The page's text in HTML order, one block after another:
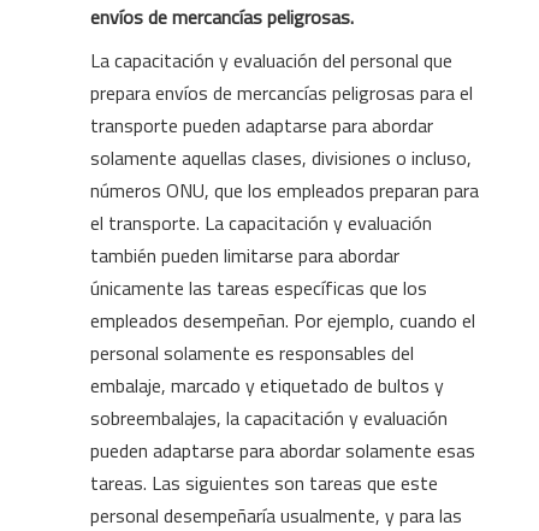
envíos de mercancías peligrosas.
La capacitación y evaluación del personal que
prepara envíos de mercancías peligrosas para el
transporte pueden adaptarse para abordar
solamente aquellas clases, divisiones o incluso,
números ONU, que los empleados preparan para
el transporte. La capacitación y evaluación
también pueden limitarse para abordar
únicamente las tareas específicas que los
empleados desempeñan. Por ejemplo, cuando el
personal solamente es responsables del
embalaje, marcado y etiquetado de bultos y
sobreembalajes, la capacitación y evaluación
pueden adaptarse para abordar solamente esas
tareas. Las siguientes son tareas que este
personal desempeñaría usualmente, y para las